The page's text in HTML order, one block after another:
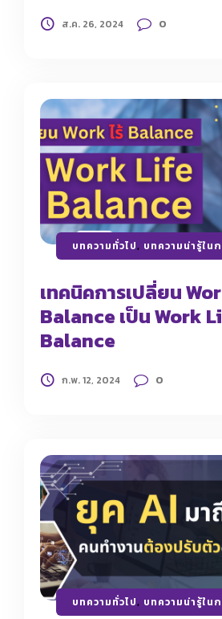
ส.ค. 26, 2024 0
บทความทั่วไป, บทความน่ารู้ใน
เทคนิคการเปลี่ยน
Balance เป็น Work
Balance
ก.พ. 12, 2024 0
บทความทั่วไป, บทความน่ารู้ใน